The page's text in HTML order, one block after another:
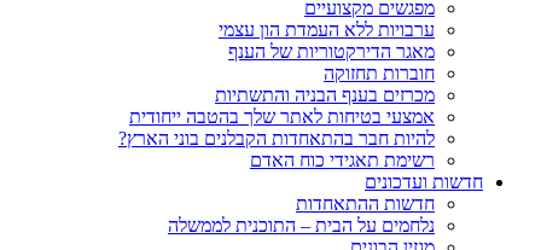
מפגשים מקצועיים
ערבויות ללא העמדת הון עצמי
מאגר הדירקטוריות של הענף
חוברות תחזוקה
מכרזים בענף הבניה והתשתיות
אמצעי בטיחות לאתר שלך בהטבה ייחודית
להיות חבר בהתאחדות הקבלנים בוני הארץ?
רשימת תאגידי כוח האדם
חדשות ועדכונים
חדשות ההתאחדות
נלחמים על הבית – התוכנית לממשלה